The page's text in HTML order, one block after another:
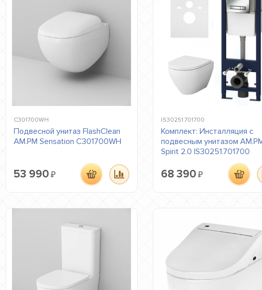
C301700WH
Подвесной унитаз FlashClean
AM.PM Sensation C301700WH
53 990₽
IS30251.701700
Комплект: Инсталляция с
подвесным унитазом
Spirit 2.0 IS30251.701700
68 390 ₽